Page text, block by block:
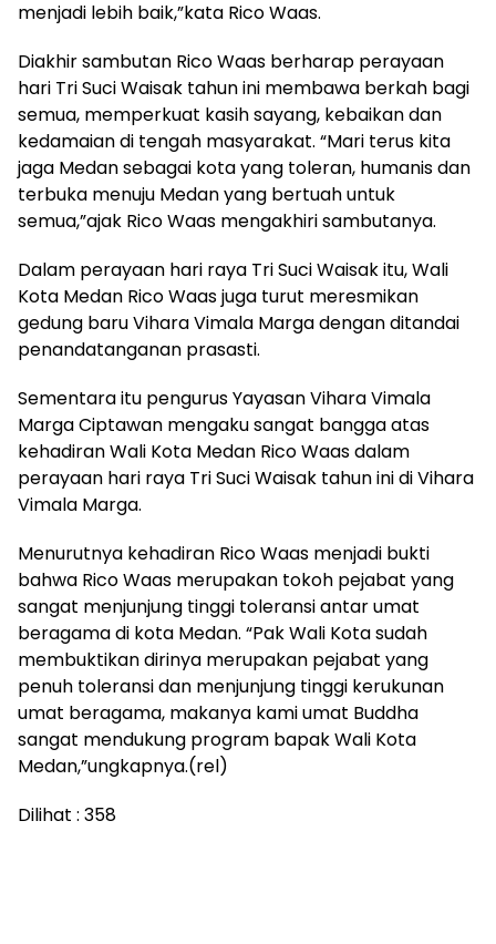
menjadi lebih baik,”kata Rico Waas.
Diakhir sambutan Rico Waas berharap perayaan
hari Tri Suci Waisak tahun ini membawa berkah bagi
semua, memperkuat kasih sayang, kebaikan dan
kedamaian di tengah masyarakat. “Mari terus kita
jaga Medan sebagai kota yang toleran, humanis dan
terbuka menuju Medan yang bertuah untuk
semua,”ajak Rico Waas mengakhiri sambutanya.
Dalam perayaan hari raya Tri Suci Waisak itu, Wali
Kota Medan Rico Waas juga turut meresmikan
gedung baru Vihara Vimala Marga dengan ditandai
penandatanganan prasasti.
Sementara itu pengurus Yayasan Vihara Vimala
Marga Ciptawan mengaku sangat bangga atas
kehadiran Wali Kota Medan Rico Waas dalam
perayaan hari raya Tri Suci Waisak tahun ini di Vihara
Vimala Marga.
Menurutnya kehadiran Rico Waas menjadi bukti
bahwa Rico Waas merupakan tokoh pejabat yang
sangat menjunjung tinggi toleransi antar umat
beragama di kota Medan. “Pak Wali Kota sudah
membuktikan dirinya merupakan pejabat yang
penuh toleransi dan menjunjung tinggi kerukunan
umat beragama, makanya kami umat Buddha
sangat mendukung program bapak Wali Kota
Medan,”ungkapnya.(rel)
Dilihat : 358